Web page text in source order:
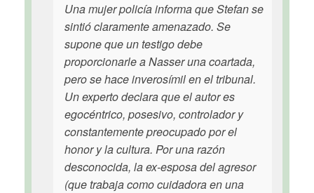
Una mujer policía informa que Stefan se
sintió claramente amenazado. Se
supone que un testigo debe
proporcionarle a Nasser una coartada,
pero se hace inverosímil en el tribunal.
Un experto declara que el autor es
egocéntrico, posesivo, controlador y
constantemente preocupado por el
honor y la cultura. Por una razón
desconocida, la ex-esposa del agresor
(que trabaja como cuidadora en una